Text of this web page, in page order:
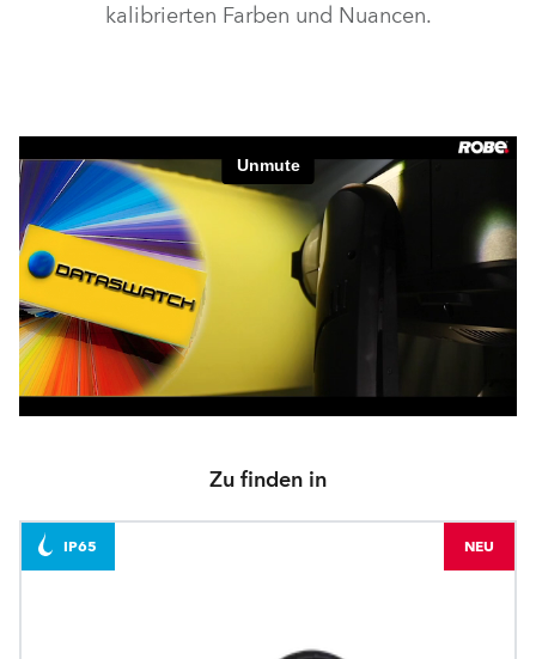
kalibrierten Farben und Nuancen.
Zu finden in
IP65 NEU